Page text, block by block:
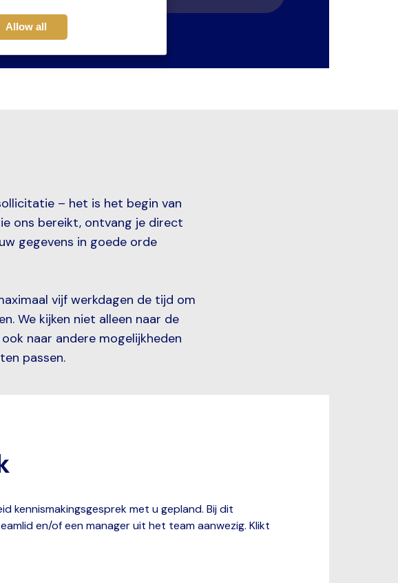
Allow all
– het is het begin van
ons bereikt, ontvang je direct
gegevens in goede orde
vijf werkdagen de tijd om
We kijken niet alleen naar de
naar andere mogelijkheden
passen.
kennismakingsgesprek met u gepland. Bij dit
en/of een manager uit het team aanwezig. Klikt